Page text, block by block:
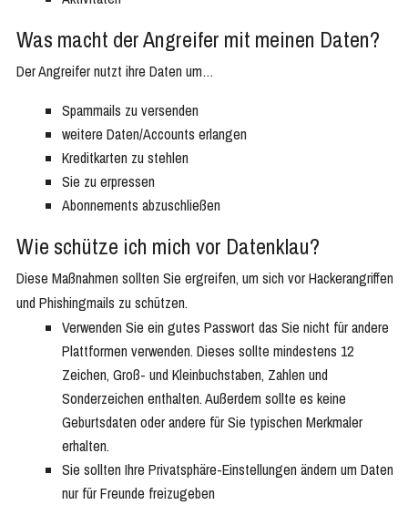
Was macht der Angreifer mit meinen Daten?
Der Angreifer nutzt ihre Daten um…
Spammails zu versenden
weitere Daten/Accounts erlangen
Kreditkarten zu stehlen
Sie zu erpressen
Abonnements abzuschließen
Wie schütze ich mich vor Datenklau?
Diese Maßnahmen sollten Sie ergreifen, um sich vor Hackerangriffen
und Phishingmails zu schützen.
Verwenden Sie ein gutes Passwort das Sie nicht für andere
Plattformen verwenden. Dieses sollte mindestens 12
Zeichen, Groß- und Kleinbuchstaben, Zahlen und
Sonderzeichen enthalten. Außerdem sollte es keine
Geburtsdaten oder andere für Sie typischen Merkmaler
erhalten.
Sie sollten Ihre Privatsphäre-Einstellungen ändern um Daten
nur für Freunde freizugeben